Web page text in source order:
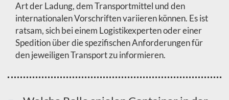
Art der Ladung, dem Transportmittel und den
internationalen Vorschriften variieren können. Es ist
ratsam, sich bei einem Logistikexperten oder einer
Spedition über die spezifischen Anforderungen für
den jeweiligen Transport zu informieren.